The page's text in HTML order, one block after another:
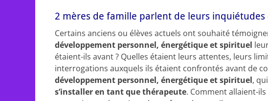
2 mères de famille parlent de leurs
Certains anciens ou élèves actuels ont souhaité
développement personnel, énergétique et spirituel
étaient-ils avant ? Quelles étaient leurs attentes, leurs
interrogations auxquels ils étaient confrontés avant de
développement personnel, énergétique et spirituel,
s’installer en tant que thérapeute. Comment allaient-